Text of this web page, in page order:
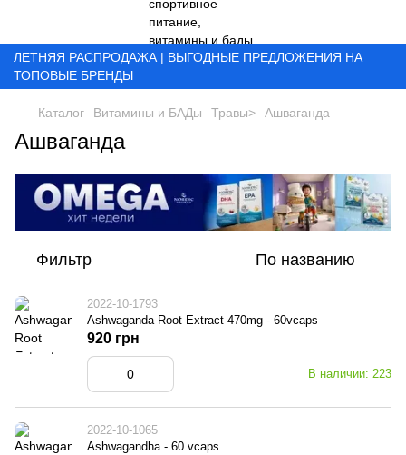
ЛЕТНЯЯ РАСПРОДАЖА | ВЫГОДНЫЕ ПРЕДЛОЖЕНИЯ НА
ТОПОВЫЕ БРЕНДЫ
Каталог Витамины и БАДы Травы> Ашваганда
Ашваганда
Фильтр По названию
2022-10-1793
Ashwaganda Root Extract 470mg - 60vcaps
В наличии: 223
920 грн
2022-10-1065
Ashwagandha - 60 vcaps